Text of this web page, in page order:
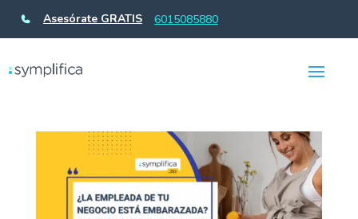
Asesórate GRATIS 6015085880